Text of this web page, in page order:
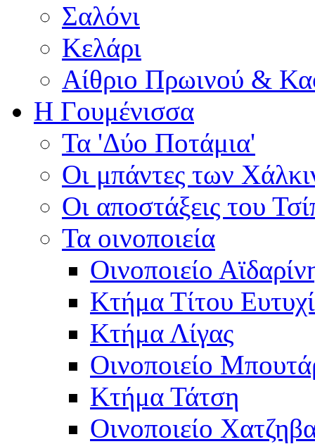
Σαλόνι
Κελάρι
Αίθριο Πρωινού &
Η Γουμένισσα
Τα 'Δύο Ποτάμια'
Οι μπάντες των
Οι αποστάξεις του
Τα οινοποιεία
Οινοποιείο
Κτήμα Τίτου
Κτήμα Λίγας
Οινοποιείο
Κτήμα Τάτση
Οινοποιείο